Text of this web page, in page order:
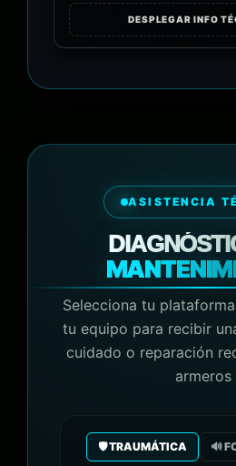
DESPLEGAR INFO
ASISTENCIA
Selecciona tu
tu equipo para recibir
cuidado o reparación
armeros
🛡️ TRAUMÁTICA 🔊